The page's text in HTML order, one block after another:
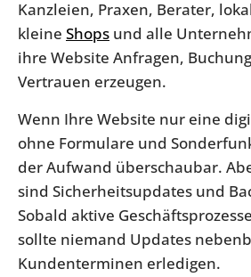
Kanzleien, Praxen, Berater,
kleine Shops und alle
ihre Website Anfragen,
Vertrauen erzeugen.
Wenn Ihre Website nur eine
ohne Formulare und
der Aufwand überschaubar.
sind Sicherheitsupdates und
Sobald aktive
sollte niemand Updates
Kundenterminen erledigen.